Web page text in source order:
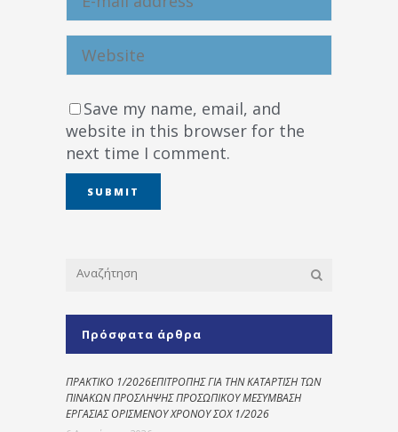
Save my name, email, and
website in this browser for the
next time I comment.
Πρόσφατα άρθρα
ΠΡΑΚΤΙΚΟ 1/2026ΕΠΙΤΡΟΠΗΣ ΓΙΑ ΤΗΝ ΚΑΤΑΡΤΙΣΗ ΤΩΝ
ΠΙΝΑΚΩΝ ΠΡΟΣΛΗΨΗΣ ΠΡΟΣΩΠΙΚΟΥ ΜΕΣΥΜΒΑΣΗ
ΕΡΓΑΣΙΑΣ ΟΡΙΣΜΕΝΟΥ ΧΡΟΝΟΥ ΣΟΧ 1/2026